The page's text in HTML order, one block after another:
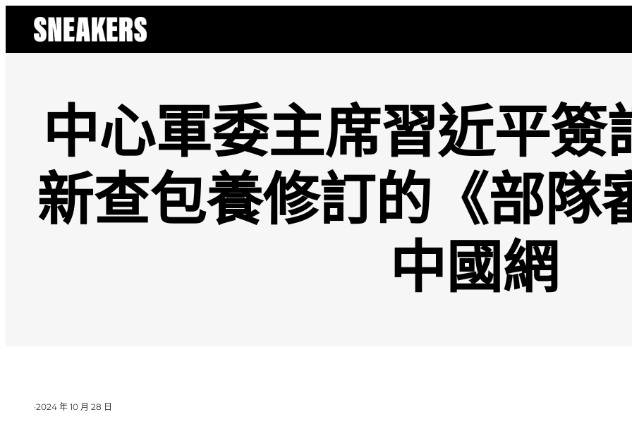
中心軍委主席習近平簽
新查包養修訂的《部隊
中國網
·2024 年 10 月 28 日